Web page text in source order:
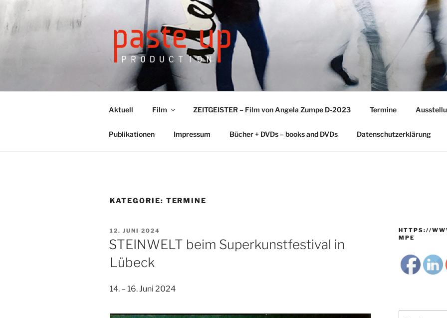
springen
Aktuell Film ZEITGEISTER – Film von Angela Zumpe D-2023 Termine
Publikationen Impressum Bücher + DVDs – books and DVDs Datenschutzerklärung
KATEGORIE: TERMINE
VERÖFFENTLICHT
AM
12. JUNI 2024
STEINWELT beim Superkunstfestival in
Lübeck
14. – 16. Juni 2024
HTTPS://
MPE